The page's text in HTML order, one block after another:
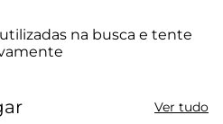
Ver tudo